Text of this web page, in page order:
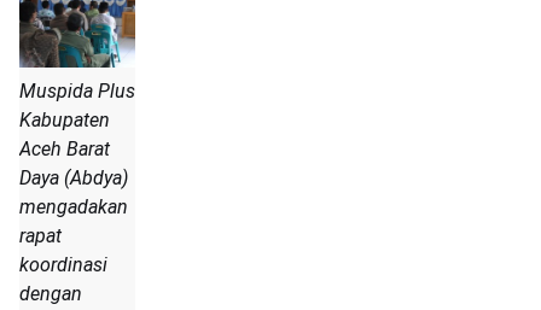
Muspida Plus
Kabupaten
Aceh Barat
Daya (Abdya)
mengadakan
rapat
koordinasi
dengan